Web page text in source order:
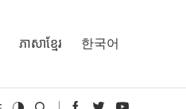
ភាសាខ្មែរ 한국어